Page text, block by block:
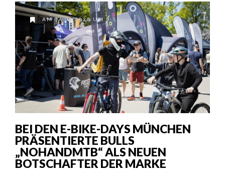
AM 04.05.2026 UM 9:55
BEI DEN E-BIKE-DAYS MÜNCHEN
PRÄSENTIERTE BULLS
„NOHANDMTB“ ALS NEUEN
BOTSCHAFTER DER MARKE